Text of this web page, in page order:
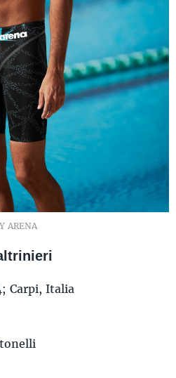
ARENA
Carpi, Italia
Stile libero
Antonelli